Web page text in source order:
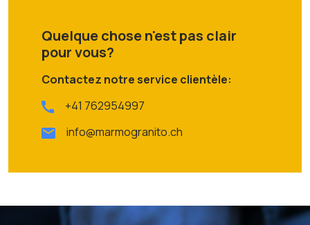
Quelque chose n'est pas clair
pour vous?
Contactez notre service clientèle:
+41 762954997
info@marmogranito.ch